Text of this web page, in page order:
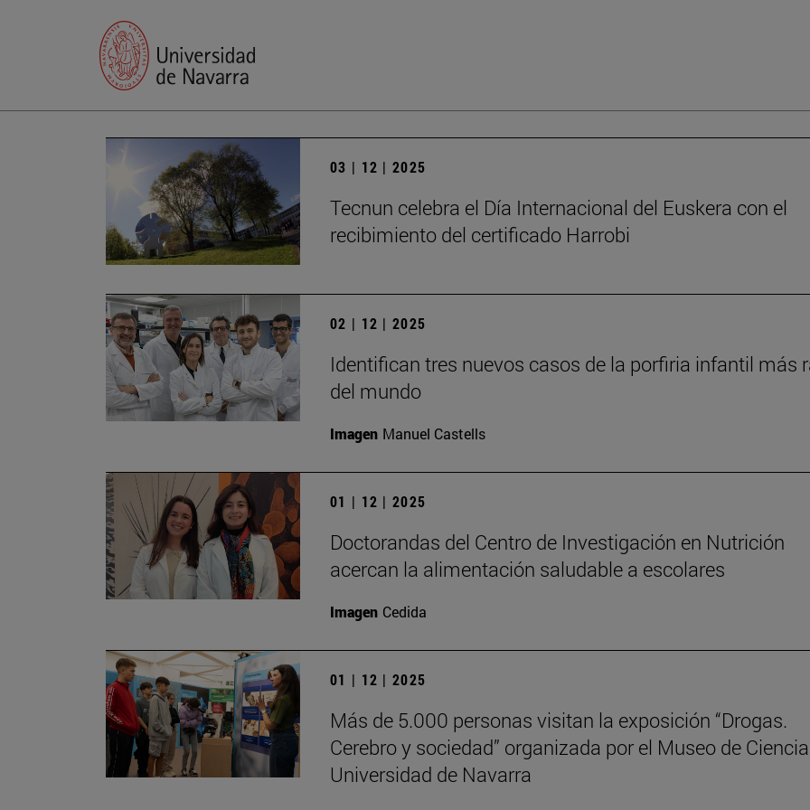
03 | 12 | 2025
Tecnun celebra el Día Internacional del Euskera con el
recibimiento del certificado Harrobi
02 | 12 | 2025
Identifican tres nuevos casos de la porfiria infantil más
del mundo
Imagen Manuel Castells
01 | 12 | 2025
Doctorandas del Centro de Investigación en Nutrición
acercan la alimentación saludable a escolares
Imagen Cedida
01 | 12 | 2025
Más de 5.000 personas visitan la exposición “Drogas.
Cerebro y sociedad” organizada por el Museo de
Universidad de Navarra